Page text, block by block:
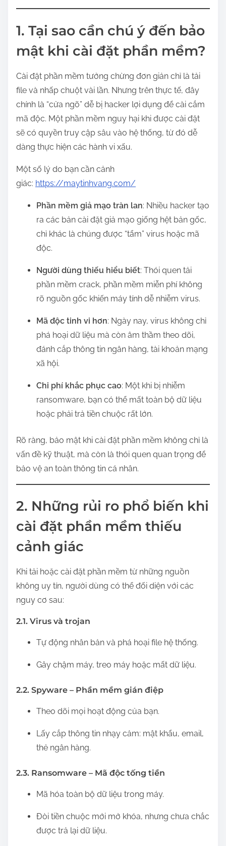
1. Tại sao cần chú ý đến bảo
mật khi cài đặt phần mềm?
Cài đặt phần mềm tưởng chừng đơn giản chỉ là tải
file và nhấp chuột vài lần. Nhưng trên thực tế, đây
chính là “cửa ngõ” dễ bị hacker lợi dụng để cài cắm
mã độc. Một phần mềm nguy hại khi được cài đặt
sẽ có quyền truy cập sâu vào hệ thống, từ đó dễ
dàng thực hiện các hành vi xấu.
Một số lý do bạn cần cảnh
giác: https://maytinhvang.com/
Phần mềm giả mạo tràn lan: Nhiều hacker tạo
ra các bản cài đặt giả mạo giống hệt bản gốc,
chỉ khác là chúng được “tẩm” virus hoặc mã
độc.
Người dùng thiếu hiểu biết: Thói quen tải
phần mềm crack, phần mềm miễn phí không
rõ nguồn gốc khiến máy tính dễ nhiễm virus.
Mã độc tinh vi hơn: Ngày nay, virus không chỉ
phá hoại dữ liệu mà còn âm thầm theo dõi,
đánh cắp thông tin ngân hàng, tài khoản mạng
xã hội.
Chi phí khắc phục cao: Một khi bị nhiễm
ransomware, bạn có thể mất toàn bộ dữ liệu
hoặc phải trả tiền chuộc rất lớn.
Rõ ràng, bảo mật khi cài đặt phần mềm không chỉ là
vấn đề kỹ thuật, mà còn là thói quen quan trọng để
bảo vệ an toàn thông tin cá nhân.
2. Những rủi ro phổ biến khi
cài đặt phần mềm thiếu
cảnh giác
Khi tải hoặc cài đặt phần mềm từ những nguồn
không uy tín, người dùng có thể đối diện với các
nguy cơ sau:
2.1. Virus và trojan
Tự động nhân bản và phá hoại file hệ thống.
Gây chậm máy, treo máy hoặc mất dữ liệu.
2.2. Spyware – Phần mềm gián điệp
Theo dõi mọi hoạt động của bạn.
Lấy cắp thông tin nhạy cảm: mật khẩu, email,
thẻ ngân hàng.
2.3. Ransomware – Mã độc tống tiền
Mã hóa toàn bộ dữ liệu trong máy.
Đòi tiền chuộc mới mở khóa, nhưng chưa chắc
được trả lại dữ liệu.